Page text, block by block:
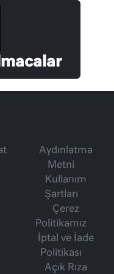
Aydınlatma
Metni
Kullanım
Şartları
Çerez
Politikamız
İptal ve İade
Politikası
Açık Rıza